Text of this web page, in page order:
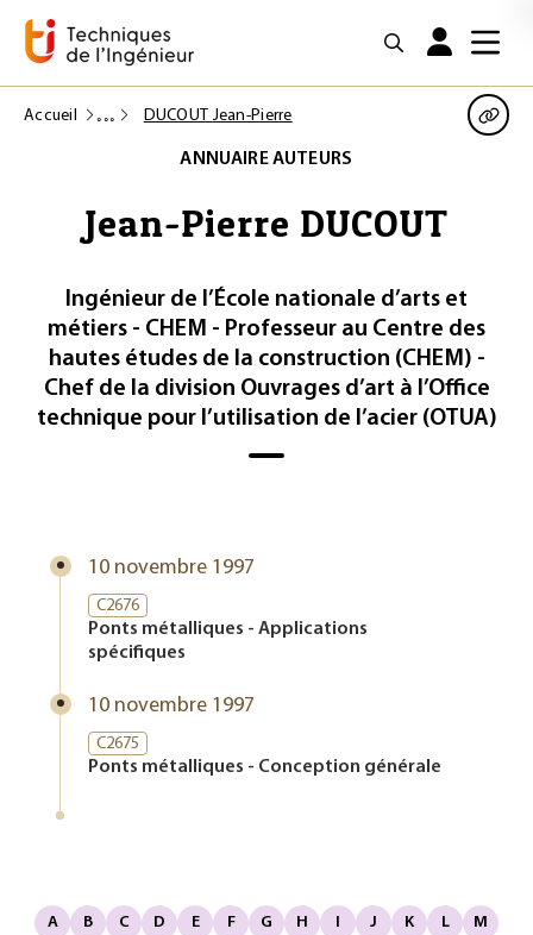
Accueil DUCOUT Jean-Pierre
ANNUAIRE AUTEURS
Jean-Pierre DUCOUT
Ingénieur de l’École nationale d’arts et
métiers - CHEM - Professeur au Centre des
hautes études de la construction (CHEM) -
Chef de la division Ouvrages d’art à l’Office
technique pour l’utilisation de l’acier (OTUA)
10 novembre 1997
C2676
Ponts métalliques - Applications
spécifiques
10 novembre 1997
C2675
Ponts métalliques - Conception générale
A B C D E F G H I J K L
M